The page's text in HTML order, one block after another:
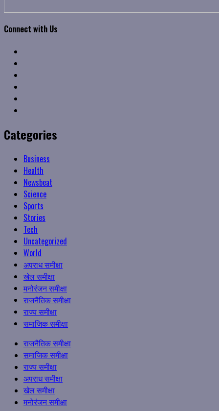
Connect with Us
Categories
Business
Health
Newsbeat
Science
Sports
Stories
Tech
Uncategorized
World
अपराध समीक्षा
खेल समीक्षा
मनोरंजन समीक्षा
राजनैतिक समीक्षा
राज्य समीक्षा
समाजिक समीक्षा
Primary
Menu
राजनैतिक समीक्षा
समाजिक समीक्षा
राज्य समीक्षा
अपराध समीक्षा
खेल समीक्षा
मनोरंजन समीक्षा